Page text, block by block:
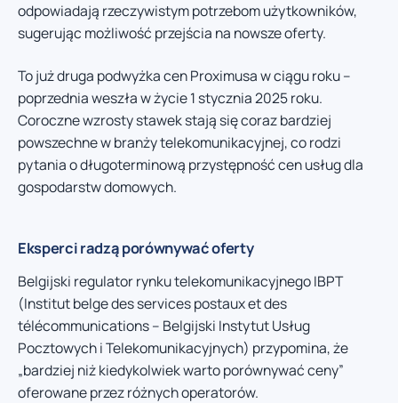
odpowiadają rzeczywistym potrzebom użytkowników,
sugerując możliwość przejścia na nowsze oferty.
To już druga podwyżka cen Proximusa w ciągu roku –
poprzednia weszła w życie 1 stycznia 2025 roku.
Coroczne wzrosty stawek stają się coraz bardziej
powszechne w branży telekomunikacyjnej, co rodzi
pytania o długoterminową przystępność cen usług dla
gospodarstw domowych.
Eksperci radzą porównywać oferty
Belgijski regulator rynku telekomunikacyjnego IBPT
(Institut belge des services postaux et des
télécommunications – Belgijski Instytut Usług
Pocztowych i Telekomunikacyjnych) przypomina, że
„bardziej niż kiedykolwiek warto porównywać ceny”
oferowane przez różnych operatorów.